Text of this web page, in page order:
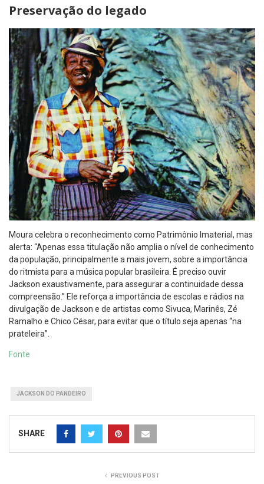
Preservação do legado
Moura celebra o reconhecimento como Patrimônio Imaterial, mas
alerta: “Apenas essa titulação não amplia o nível de conhecimento
da população, principalmente a mais jovem, sobre a importância
do ritmista para a música popular brasileira. É preciso ouvir
Jackson exaustivamente, para assegurar a continuidade dessa
compreensão.” Ele reforça a importância de escolas e rádios na
divulgação de Jackson e de artistas como Sivuca, Marinês, Zé
Ramalho e Chico César, para evitar que o título seja apenas “na
prateleira”.
Fonte
JACKSON DO PANDEIRO
SHARE
PREVIOUS POST